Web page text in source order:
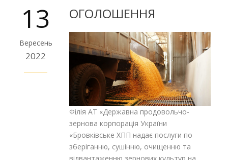
13
Вересень
2022
ОГОЛОШЕННЯ
Філія АТ «Державна продовольчо-
зернова корпорація України
«Бровківське ХПП надає послуги по
зберіганню, сушінню, очищенню та